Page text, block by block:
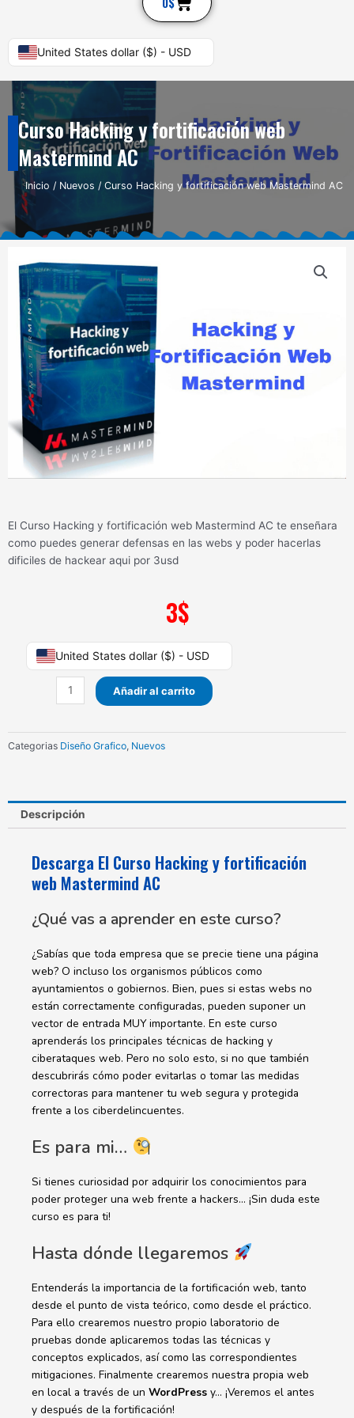
United States dollar ($) - USD
Curso Hacking y fortificación web
Mastermind AC
Inicio / Nuevos / Curso Hacking y fortificación web Mastermind AC
El Curso Hacking y fortificación web Mastermind AC te enseñara
como puedes generar defensas en las webs y poder hacerlas
dificiles de hackear aqui por 3usd
3$
United States dollar ($) - USD
Curso
Hacking
fortificación
Mastermind
AC
Añadir al carrito
Categorias Diseño Grafico, Nuevos
Descripción
Descarga El Curso Hacking y fortificación
web Mastermind AC
¿Qué vas a aprender en este curso?
¿Sabías que toda empresa que se precie tiene una página
web? O incluso los organismos públicos como
ayuntamientos o gobiernos. Bien, pues si estas webs no
están correctamente configuradas, pueden suponer un
vector de entrada MUY importante. En este curso
aprenderás los principales técnicas de hacking y
ciberataques web. Pero no solo esto, si no que también
descubrirás cómo poder evitarlas o tomar las medidas
correctoras para mantener tu web segura y protegida
frente a los ciberdelincuentes.
Es para mi…
Si tienes curiosidad por adquirir los conocimientos para
poder proteger una web frente a hackers… ¡Sin duda este
curso es para ti!
Hasta dónde llegaremos
Entenderás la importancia de la fortificación web, tanto
desde el punto de vista teórico, como desde el práctico.
Para ello crearemos nuestro propio laboratorio de
pruebas donde aplicaremos todas las técnicas y
conceptos explicados, así como las correspondientes
mitigaciones. Finalmente crearemos nuestra propia web
en local a través de un WordPress y… ¡Veremos el antes
y después de la fortificación!